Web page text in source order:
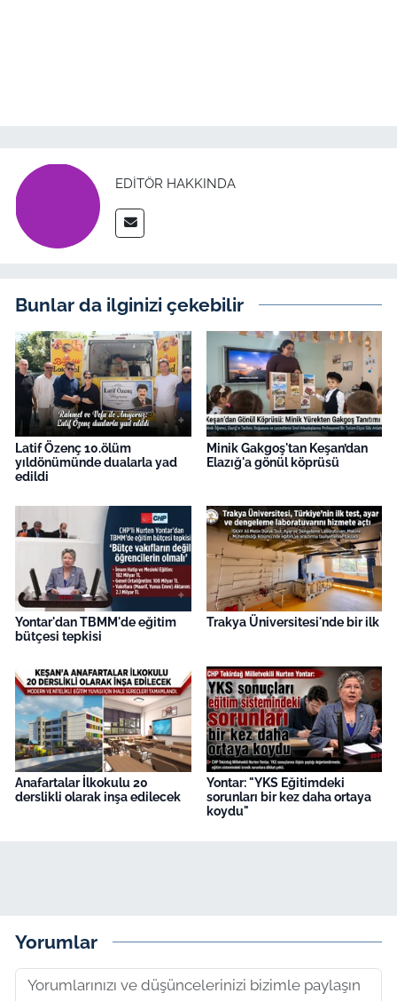
EDITÖR HAKKINDA
Bunlar da ilginizi çekebilir
Latif Özenç 10.ölüm
yıldönümünde dualarla yad
edildi
Minik Gakgoş'tan Keşan’dan
Elazığ'a gönül köprüsü
Yontar'dan TBMM'de eğitim
bütçesi tepkisi
Trakya Üniversitesi'nde bir ilk
Anafartalar İlkokulu 20
derslikli olarak inşa edilecek
Yontar: "YKS Eğitimdeki
sorunları bir kez daha ortaya
koydu"
Yorumlar